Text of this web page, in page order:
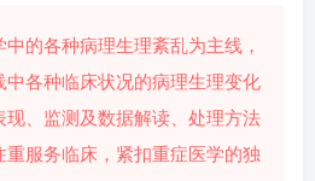
的各种病理生理紊乱为主线，
各种临床状况的病理生理变化
现、监测及数据解读、处理方法
服务临床，紧扣重症医学的独